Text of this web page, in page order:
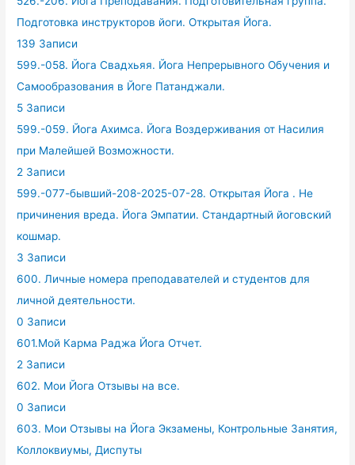
Подготовка инструкторов йоги. Открытая Йога.
139 Записи
599.-058. Йога Свадхьяя. Йога Непрерывного Обучения и
Самообразования в Йоге Патанджали.
5 Записи
599.-059. Йога Ахимса. Йога Воздерживания от Насилия
при Малейшей Возможности.
2 Записи
599.-077-бывший-208-2025-07-28. Открытая Йога . Не
причинения вреда. Йога Эмпатии. Стандартный йоговский
кошмар.
3 Записи
600. Личные номера преподавателей и студентов для
личной деятельности.
0 Записи
601.Мой Карма Раджа Йога Отчет.
2 Записи
602. Мои Йога Отзывы на все.
0 Записи
603. Мои Отзывы на Йога Экзамены, Контрольные Занятия,
Коллоквиумы, Диспуты